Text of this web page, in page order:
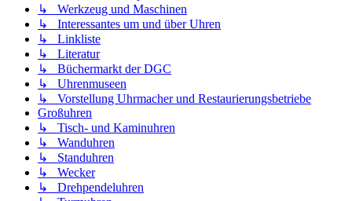
↳ Werkzeug und Maschinen
↳ Interessantes um und über Uhren
↳ Linkliste
↳ Literatur
↳ Büchermarkt der DGC
↳ Uhrenmuseen
↳ Vorstellung Uhrmacher und Restaurierungsbetriebe
Großuhren
↳ Tisch- und Kaminuhren
↳ Wanduhren
↳ Standuhren
↳ Wecker
↳ Drehpendeluhren